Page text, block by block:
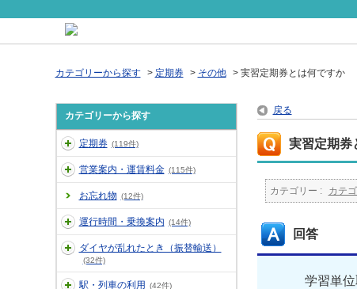
カテゴリーから探す > 定期券 > その他 > 実習定期券とは何ですか
カテゴリーから探す
定期券 (119件)
営業案内・運賃料金 (115件)
お忘れ物 (12件)
運行時間・乗換案内 (14件)
ダイヤが乱れたとき（振替輸送）
(32件)
駅・列車の利用 (42件)
戻る
実習定期券
カテゴリー : カテ
回答
学習単